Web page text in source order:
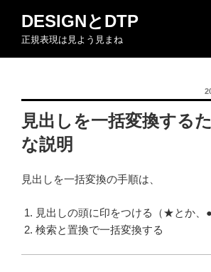
ン
DESIGNとDTP
正規表現は見よう見まね
投
稿
見出しを一括変換する
な説明
見出しを一括変換の手順は、
見出しの頭に印をつける（★とか、●
検索と置換で一括変換する